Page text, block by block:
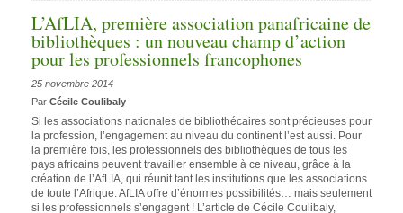
L’AfLIA, première association panafricaine de
bibliothèques : un nouveau champ d’action
pour les professionnels francophones
25 novembre 2014
Par Cécile Coulibaly
Si les associations nationales de bibliothécaires sont précieuses pour
la profession, l’engagement au niveau du continent l’est aussi. Pour
la première fois, les professionnels des bibliothèques de tous les
pays africains peuvent travailler ensemble à ce niveau, grâce à la
création de l’AfLIA, qui réunit tant les institutions que les associations
de toute l’Afrique. AfLIA offre d’énormes possibilités… mais seulement
si les professionnels s’engagent ! L’article de Cécile Coulibaly,